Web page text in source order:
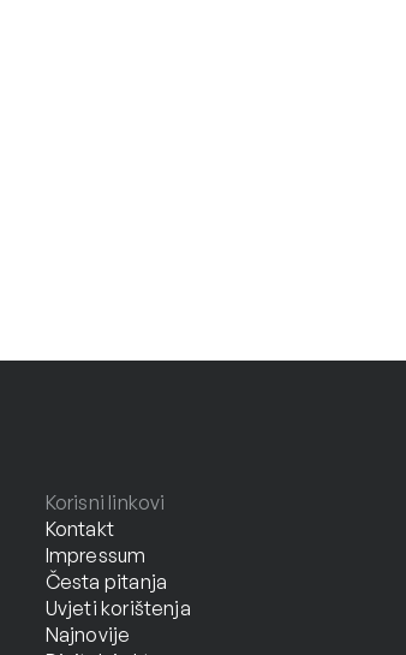
Korisni linkovi
Kontakt
Impressum
Česta pitanja
Uvjeti korištenja
Najnovije